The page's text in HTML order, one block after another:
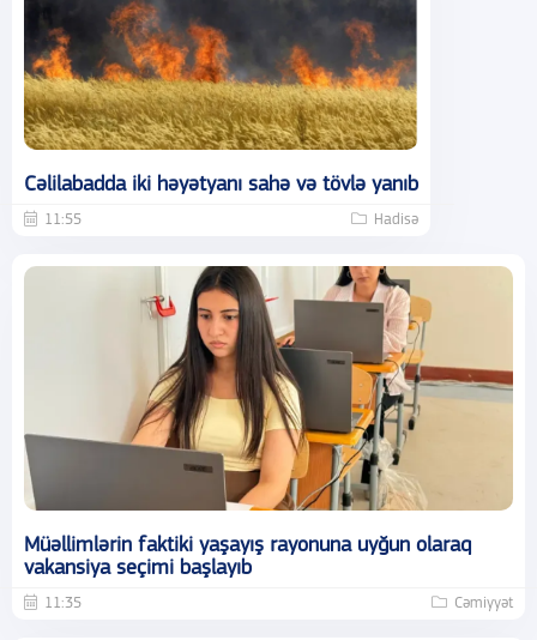
Cəlilabadda iki həyətyanı sahə və tövlə yanıb
11:55 Hadisə
Müəllimlərin faktiki yaşayış rayonuna uyğun olaraq
vakansiya seçimi başlayıb
11:35 Cəmiyyət